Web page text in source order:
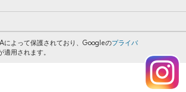
によって保護されており、Googleのプライバ
適用されます。